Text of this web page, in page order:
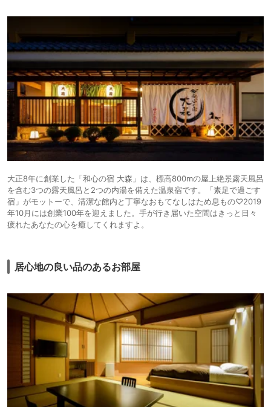
大正8年に創業した「和心の宿 大森」は、標高800mの屋上絶景露天風呂
を含む3つの露天風呂と2つの内湯を備えた温泉宿です。「素足で過ごす
宿」がモットーで、清潔な館内と丁寧なおもてなしはため息もの♡2019
年10月には創業100年を迎えました。手が行き届いた空間はきっと日々
疲れたあなたの心を癒してくれますよ。
居心地の良い品のあるお部屋